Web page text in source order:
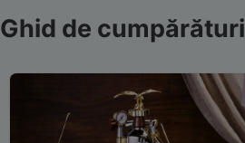
Ghid de cumpărături